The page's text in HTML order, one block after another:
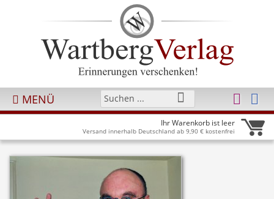
MENÜ
Ihr Warenkorb ist leer
Versand innerhalb Deutschland ab 9,90 € kostenfrei